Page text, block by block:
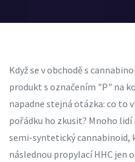
Když se v obchodě s
produkt s označením "P" na
napadne stejná otázka: co to
pořádku ho zkusit? Mnoho lidí
semi-syntetický cannabinoid,
následnou propylací HHC jen